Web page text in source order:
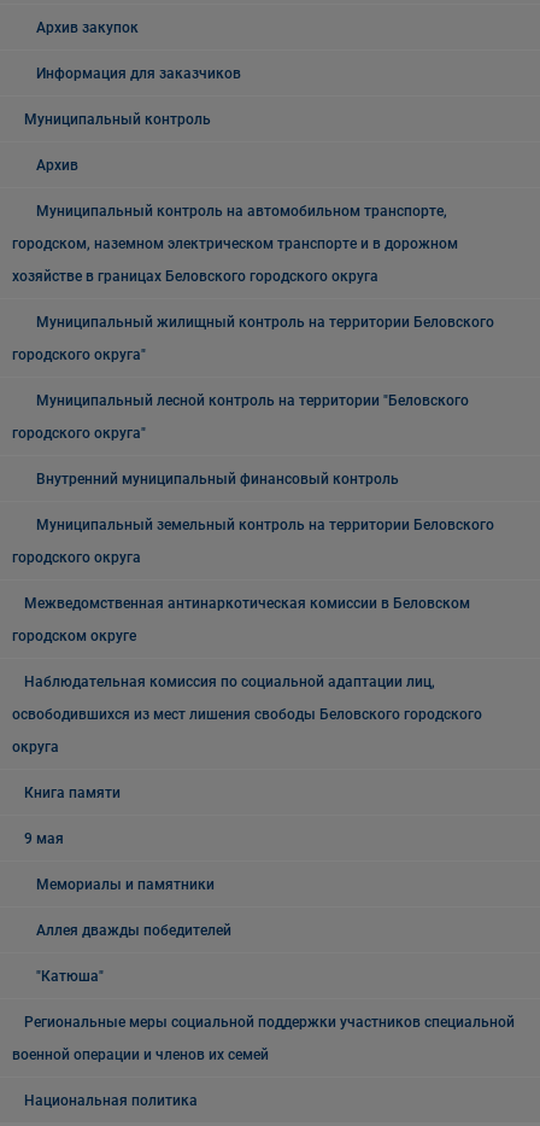
Архив закупок
Информация для заказчиков
Муниципальный контроль
Архив
Муниципальный контроль на автомобильном транспорте,
городском, наземном электрическом транспорте и в дорожном
хозяйстве в границах Беловского городского округа
Муниципальный жилищный контроль на территории Беловского
городского округа"
Муниципальный лесной контроль на территории "Беловского
городского округа"
Внутренний муниципальный финансовый контроль
Муниципальный земельный контроль на территории Беловского
городского округа
Межведомственная антинаркотическая комиссии в Беловском
городском округе
Наблюдательная комиссия по социальной адаптации лиц,
освободившихся из мест лишения свободы Беловского городского
округа
Книга памяти
9 мая
Мемориалы и памятники
Аллея дважды победителей
"Катюша"
Региональные меры социальной поддержки участников специальной
военной операции и членов их семей
Национальная политика